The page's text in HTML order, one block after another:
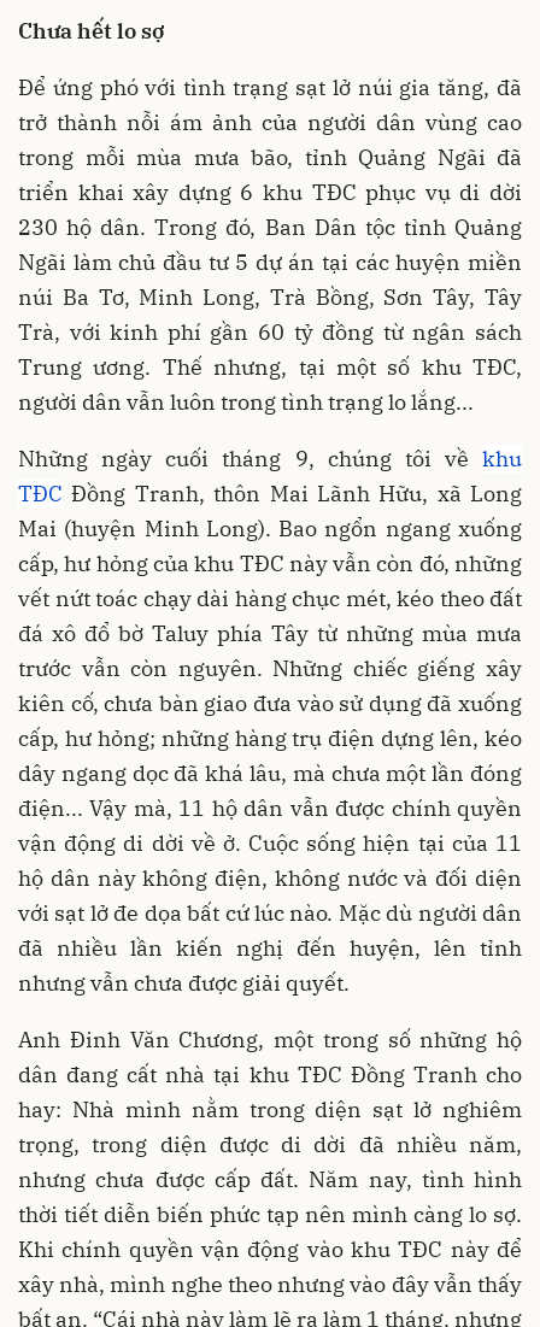
Chưa hết lo sợ
Để ứng phó với tình trạng sạt lở núi gia tăng, đã
trở thành nỗi ám ảnh của người dân vùng cao
trong mỗi mùa mưa bão, tỉnh Quảng Ngãi đã
triển khai xây dựng 6 khu TĐC phục vụ di dời
230 hộ dân. Trong đó, Ban Dân tộc tỉnh Quảng
Ngãi làm chủ đầu tư 5 dự án tại các huyện miền
núi Ba Tơ, Minh Long, Trà Bồng, Sơn Tây, Tây
Trà, với kinh phí gần 60 tỷ đồng từ ngân sách
Trung ương. Thế nhưng, tại một số khu TĐC,
người dân vẫn luôn trong tình trạng lo lắng...
Những ngày cuối tháng 9, chúng tôi về khu
TĐC Đồng Tranh, thôn Mai Lãnh Hữu, xã Long
Mai (huyện Minh Long). Bao ngổn ngang xuống
cấp, hư hỏng của khu TĐC này vẫn còn đó, những
vết nứt toác chạy dài hàng chục mét, kéo theo đất
đá xô đổ bờ Taluy phía Tây từ những mùa mưa
trước vẫn còn nguyên. Những chiếc giếng xây
kiên cố, chưa bàn giao đưa vào sử dụng đã xuống
cấp, hư hỏng; những hàng trụ điện dựng lên, kéo
dây ngang dọc đã khá lâu, mà chưa một lần đóng
điện... Vậy mà, 11 hộ dân vẫn được chính quyền
vận động di dời về ở. Cuộc sống hiện tại của 11
hộ dân này không điện, không nước và đối diện
với sạt lở đe dọa bất cứ lúc nào. Mặc dù người dân
đã nhiều lần kiến nghị đến huyện, lên tỉnh
nhưng vẫn chưa được giải quyết.
Anh Đinh Văn Chương, một trong số những hộ
dân đang cất nhà tại khu TĐC Đồng Tranh cho
hay: Nhà mình nằm trong diện sạt lở nghiêm
trọng, trong diện được di dời đã nhiều năm,
nhưng chưa được cấp đất. Năm nay, tình hình
thời tiết diễn biến phức tạp nên mình càng lo sợ.
Khi chính quyền vận động vào khu TĐC này để
xây nhà, mình nghe theo nhưng vào đây vẫn thấy
bất an. “Cái nhà này làm lẽ ra làm 1 tháng, nhưng